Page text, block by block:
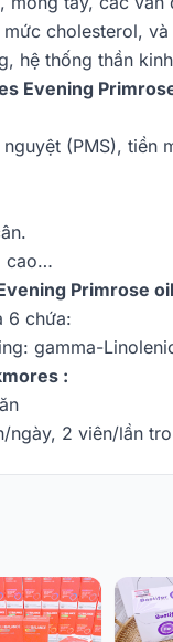
cholesterol,
hệ thống thần
Evening
(PMS), tiền
cao…
Primrose oil
6 chứa:
gamma-
:
ngày, 2 viên/lần